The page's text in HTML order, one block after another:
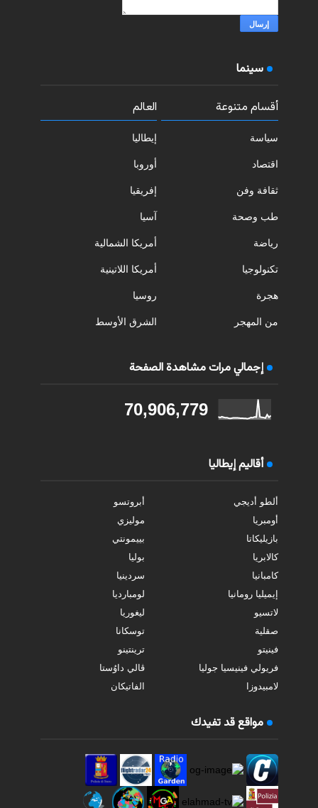
سينما
أقسام متنوعة
سياسة
اقتصاد
ثقافة وفن
طب وصحة
رياضة
تكنولوجيا
هجرة
من المهجر
العالم
إيطاليا
أوروبا
إفريقيا
آسيا
أمريكا الشمالية
أمريكا اللاتينية
روسيا
الشرق الأوسط
إجمالي مرات مشاهدة الصفحة
70,906,779
أقاليم إيطاليا
ألطو أديجي
أبروتسو
أومبريا
موليزي
بازيليكاتا
بييمونتي
كالابريا
بوليا
كامبانيا
سردينيا
إيميليا رومانيا
لومبارديا
لاتسيو
ليغوريا
صقلية
توسكانا
فينيتو
ترينتينو
فريولي فينيسيا جوليا
ڤالي داوُستا
لامبيدوزا
الفاتيكان
مواقع قد تفيدك